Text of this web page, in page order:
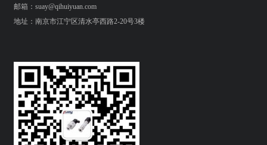
邮箱：suay@qihuiyuan.com
地址：南京市江宁区清水亭西路2-20号3楼